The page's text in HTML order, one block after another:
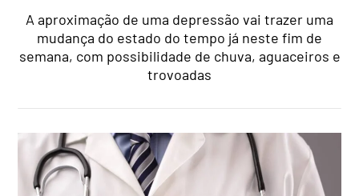
A aproximação de uma depressão vai trazer uma
mudança do estado do tempo já neste fim de
semana, com possibilidade de chuva, aguaceiros e
trovoadas